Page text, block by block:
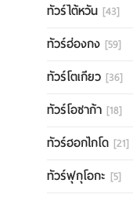
ทัวร์ไต้หวัน [43]
ทัวร์ฮ่องกง [59]
ทัวร์โตเกียว [36]
ทัวร์โอซาก้า [18]
ทัวร์ฮอกไกโด [21]
ทัวร์ฟุกุโอกะ [5]